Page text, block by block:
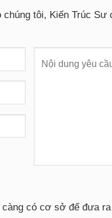
tôi, Kiến Trúc
có cơ sở để đưa